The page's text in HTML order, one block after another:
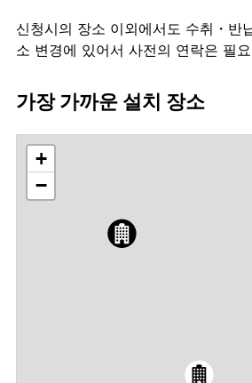
신청시의 장소 이외에서도 수취・반
소 변경에 있어서 사전의 연락은 필
가장 가까운 설치 장소
+
−